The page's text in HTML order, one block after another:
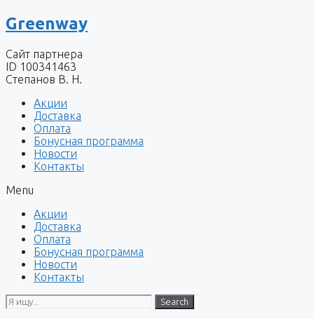
Перейти
к
Greenway
Сайт партнера
ID 100341463
Степанов В. Н.
Акции
Доставка
Оплата
Бонусная программа
Новости
Контакты
Menu
Акции
Доставка
Оплата
Бонусная программа
Новости
Контакты
Search